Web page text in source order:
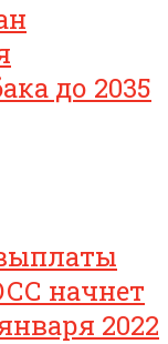
до 2035
начнет
2022